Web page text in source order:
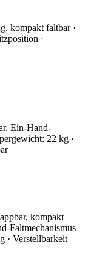
kompakt faltbar ·
·
Ein-Hand-
22 kg ·
kompakt
Faltmechanismus
· Verstellbarkeit